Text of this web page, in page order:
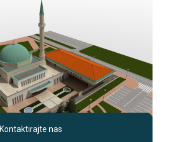
Kontaktirajte nas